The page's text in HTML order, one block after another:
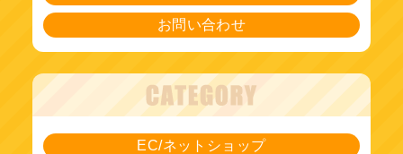
お問い合わせ
EC/ネットショップ